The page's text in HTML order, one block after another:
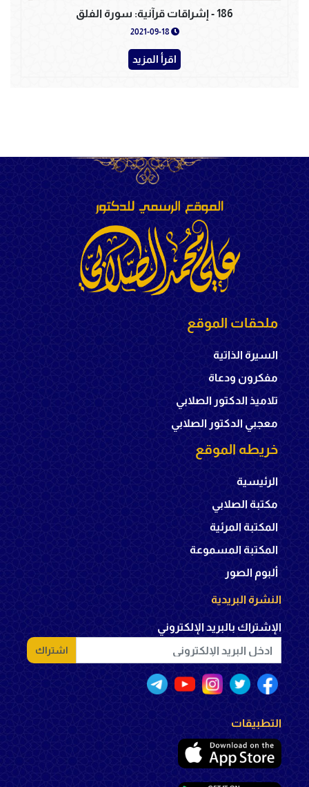
186 - إشراقات قرآنية: سورة الفلق
اقرأ المزيد
ملحقات الموقع
السيرة الذاتية
مفكرون ودعاة
تلاميذ الدكتور الصلابي
معجبي الدكتور الصلابي
خريطه الموقع
الرئيسية
مكتبة الصلابي
المكتبة المرئية
المكتبة المسموعة
ألبوم الصور
النشرة البريدية
الإشتراك بالبريد الإلكتروني
اشتراك
التطبيقات